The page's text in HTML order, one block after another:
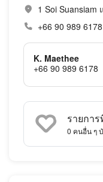
1 Soi
+66 90 989 6178
K. Maethee
+66 90 989 6178
รายกา
0 คนอื่น ๆ